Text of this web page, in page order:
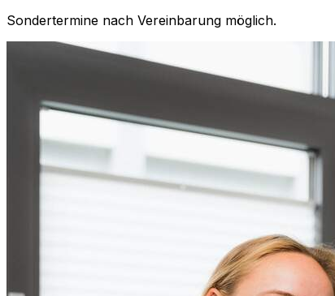
Sondertermine nach Vereinbarung möglich.